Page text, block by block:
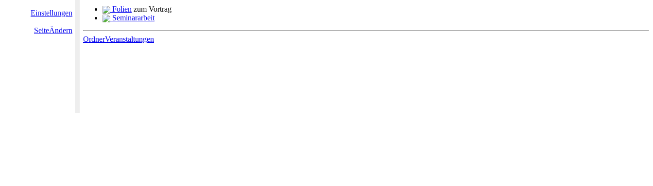
Einstellungen
SeiteÄndern
Folien zum Vortrag
Seminararbeit
OrdnerVeranstaltungen